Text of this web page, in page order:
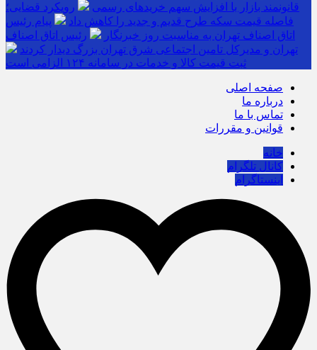
قانونمند بازار با افزایش سهم خریدهای رسمی
رویکرد قضایی؛
فاصله قیمت سکه طرح قدیم و جدید را کاهش داد
پیام رئیس
اتاق اصناف تهران به مناسبت روز خبرنگار
رئیس اتاق اصناف
تهران و مدیرکل تامین اجتماعی شرق تهران بزرگ دیدار کردند
ثبت قیمت کالا و خدمات در سامانه ۱۲۴ الزامی است
صفحه اصلی
درباره ما
تماس با ما
قوانین و مقررات
خانه
کانال تلگرام
اینستاگرام